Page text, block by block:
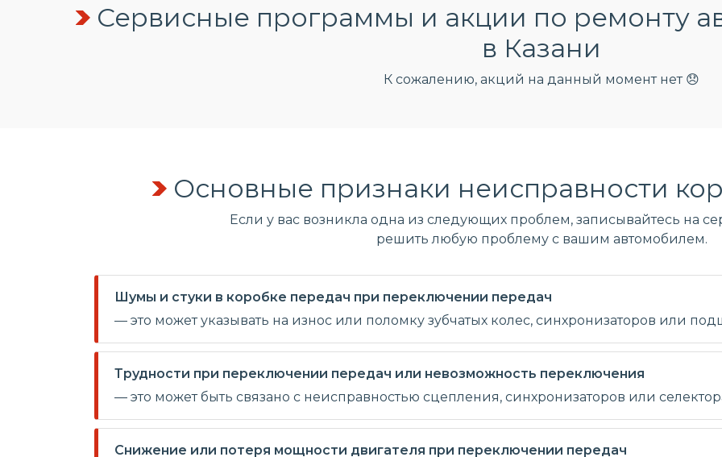
Сервисные программы и акции по ремонту
в Казани
К сожалению, акций на данный момент нет 😞
Основные признаки неисправности
Если у вас возникла одна из следующих проблем, записывайтесь на
решить любую проблему с вашим автомобилем.
Шумы и стуки в коробке передач при переключении передач
— это может указывать на износ или поломку зубчатых колес, синхронизаторов или
Трудности при переключении передач или невозможность переключения
— это может быть связано с неисправностью сцепления, синхронизаторов или
Снижение или потеря мощности двигателя при переключении передач